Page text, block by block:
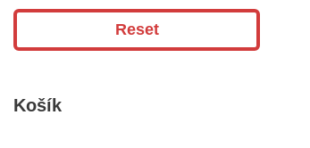
Reset
Košík